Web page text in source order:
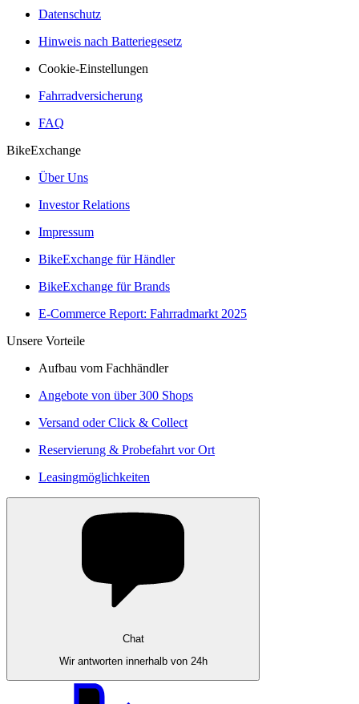
Datenschutz
Hinweis nach Batteriegesetz
Cookie-Einstellungen
Fahrradversicherung
FAQ
BikeExchange
Über Uns
Investor Relations
Impressum
BikeExchange für Händler
BikeExchange für Brands
E-Commerce Report: Fahrradmarkt 2025
Unsere Vorteile
Aufbau vom Fachhändler
Angebote von über 300 Shops
Versand oder Click & Collect
Reservierung & Probefahrt vor Ort
Leasingmöglichkeiten
Chat
Wir antworten innerhalb von 24h